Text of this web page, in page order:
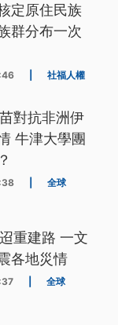
定原住民族
群分布一次
社福人權
對抗非洲伊
牛津大學團
全球
重建路 一文
各地災情
全球